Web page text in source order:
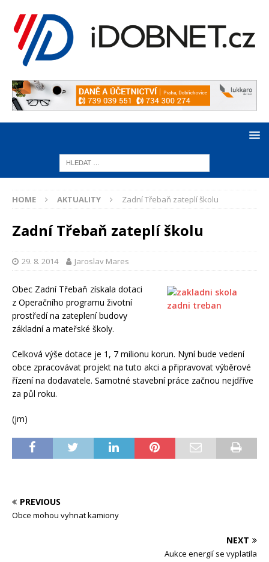
HOME AKTUALITY Zadní Třebaň zateplí školu
Zadní Třebaň zateplí školu
29. 8. 2014 Jaroslav Mares
Obec Zadní Třebaň získala dotaci
z Operačního programu životní
prostředí na zateplení budovy
základní a mateřské školy.
Celková výše dotace je 1, 7 milionu korun. Nyní bude vedení
obce zpracovávat projekt na tuto akci a připravovat výběrové
řízení na dodavatele. Samotné stavební práce začnou nejdříve
za půl roku.
(jm)
PREVIOUS
Obce mohou vyhnat kamiony
NEXT
Aukce energií se vyplatila